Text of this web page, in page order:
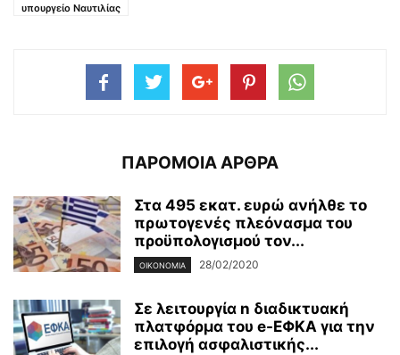
υπουργείο Ναυτιλίας
ΠΑΡΟΜΟΙΑ ΑΡΘΡΑ
Στα 495 εκατ. ευρώ ανήλθε το
πρωτογενές πλεόνασμα του
προϋπολογισμού τον...
ΟΙΚΟΝΟΜΊΑ 28/02/2020
Σε λειτουργία n διαδικτυακή
πλατφόρμα του e-ΕΦΚΑ για την
επιλογή ασφαλιστικής...